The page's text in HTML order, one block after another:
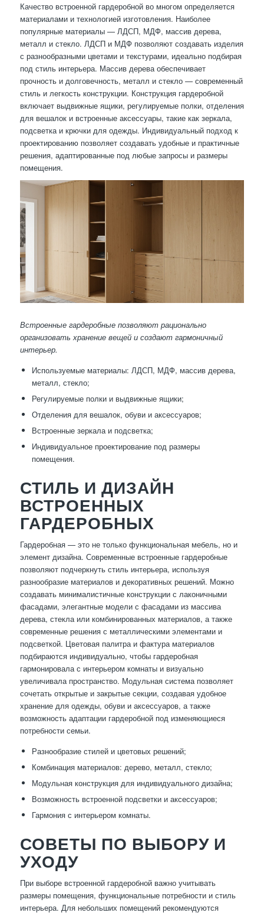
Качество встроенной гардеробной во многом определяется
материалами и технологией изготовления. Наиболее
популярные материалы — ЛДСП, МДФ, массив дерева,
металл и стекло. ЛДСП и МДФ позволяют создавать изделия
с разнообразными цветами и текстурами, идеально подбирая
под стиль интерьера. Массив дерева обеспечивает
прочность и долговечность, металл и стекло — современный
стиль и легкость конструкции. Конструкция гардеробной
включает выдвижные ящики, регулируемые полки, отделения
для вешалок и встроенные аксессуары, такие как зеркала,
подсветка и крючки для одежды. Индивидуальный подход к
проектированию позволяет создавать удобные и практичные
решения, адаптированные под любые запросы и размеры
помещения.
Встроенные гардеробные позволяют рационально
организовать хранение вещей и создают гармоничный
интерьер.
Используемые материалы: ЛДСП, МДФ, массив дерева,
металл, стекло;
Регулируемые полки и выдвижные ящики;
Отделения для вешалок, обуви и аксессуаров;
Встроенные зеркала и подсветка;
Индивидуальное проектирование под размеры
помещения.
СТИЛЬ И ДИЗАЙН
ВСТРОЕННЫХ
ГАРДЕРОБНЫХ
Гардеробная — это не только функциональная мебель, но и
элемент дизайна. Современные встроенные гардеробные
позволяют подчеркнуть стиль интерьера, используя
разнообразие материалов и декоративных решений. Можно
создавать минималистичные конструкции с лаконичными
фасадами, элегантные модели с фасадами из массива
дерева, стекла или комбинированных материалов, а также
современные решения с металлическими элементами и
подсветкой. Цветовая палитра и фактура материалов
подбираются индивидуально, чтобы гардеробная
гармонировала с интерьером комнаты и визуально
увеличивала пространство. Модульная система позволяет
сочетать открытые и закрытые секции, создавая удобное
хранение для одежды, обуви и аксессуаров, а также
возможность адаптации гардеробной под изменяющиеся
потребности семьи.
Разнообразие стилей и цветовых решений;
Комбинация материалов: дерево, металл, стекло;
Модульная конструкция для индивидуального дизайна;
Возможность встроенной подсветки и аксессуаров;
Гармония с интерьером комнаты.
СОВЕТЫ ПО ВЫБОРУ И
УХОДУ
При выборе встроенной гардеробной важно учитывать
размеры помещения, функциональные потребности и стиль
интерьера. Для небольших помещений рекомендуются